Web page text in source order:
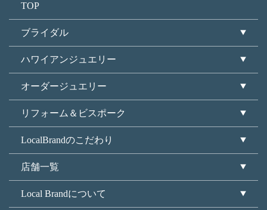
TOP
ブライダル
ハワイアンジュエリー
オーダージュエリー
リフォーム＆ビスポーク
LocalBrandのこだわり
店舗一覧
Local Brandについて